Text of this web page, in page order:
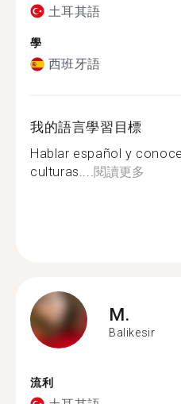
土耳其語
學
西班牙語
我的語言學習目標
Hablar español y
culturas....閱讀更多
M.
Balikesir
流利